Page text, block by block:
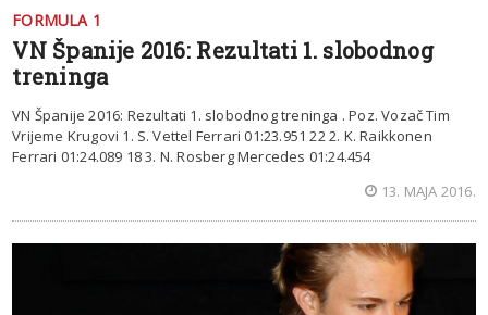
FORMULA 1
VN Španije 2016: Rezultati 1. slobodnog
treninga
VN Španije 2016: Rezultati 1. slobodnog treninga . Poz. Vozač Tim
Vrijeme Krugovi 1. S. Vettel Ferrari 01:23.951 22 2. K. Raikkonen
Ferrari 01:24.089 18 3. N. Rosberg Mercedes 01:24.454
13. MAJA 2016.